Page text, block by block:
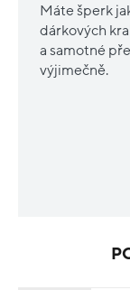
Máte šperk
dárkových
a samotné
výjimečně.